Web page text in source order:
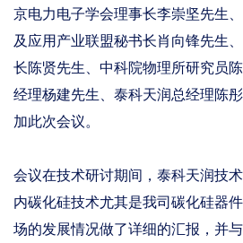
京电力电子学会理事长李崇坚先生
及应用产业联盟秘书长肖向锋先生
长陈贤先生、中科院物理所研究员
经理杨建先生、泰科天润总经理陈
加此次会议。
会议在技术研讨期间，泰科天润技
内碳化硅技术尤其是我司碳化硅器
场的发展情况做了详细的汇报，并